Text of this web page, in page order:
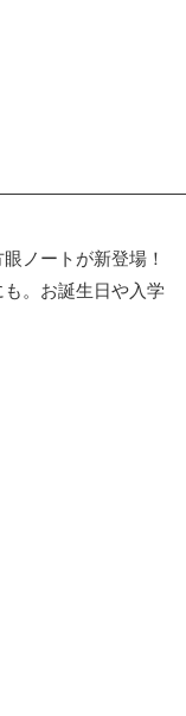
ノートが新登場！
。お誕生日や入学